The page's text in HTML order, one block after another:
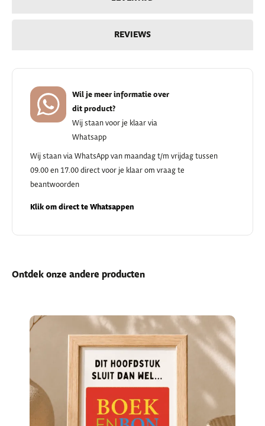
REVIEWS
Wil je meer informatie over
dit product?
Wij staan voor je klaar via
Whatsapp
Wij staan via WhatsApp van maandag t/m vrijdag tussen
09.00 en 17.00 direct voor je klaar om vraag te
beantwoorden
Klik om direct te Whatsappen
Ontdek onze andere producten